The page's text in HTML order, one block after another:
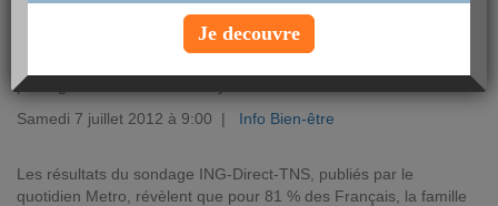
En période de crise, les Français revoient leurs priorités. Selon
privilégier la famille et leur foyer avant leur travail ou les loisirs.
Samedi 7 juillet 2012 à 9:00 | Info Bien-être
Les résultats du sondage ING-Direct-TNS, publiés par le
quotidien Metro, révèlent que pour 81 % des Français, la famille
Je decouvre